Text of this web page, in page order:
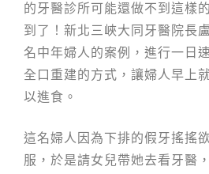
的牙醫診所可能還做不到這樣
到了！新北三峽大同牙醫院長
名中年婦人的案例，進行一日
全口重建的方式，讓婦人早上
以進食。
這名婦人因為下排的假牙搖搖
服，於是請女兒帶她去看牙醫